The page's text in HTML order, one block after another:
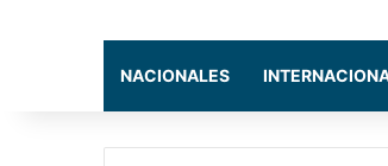
NACIONALES